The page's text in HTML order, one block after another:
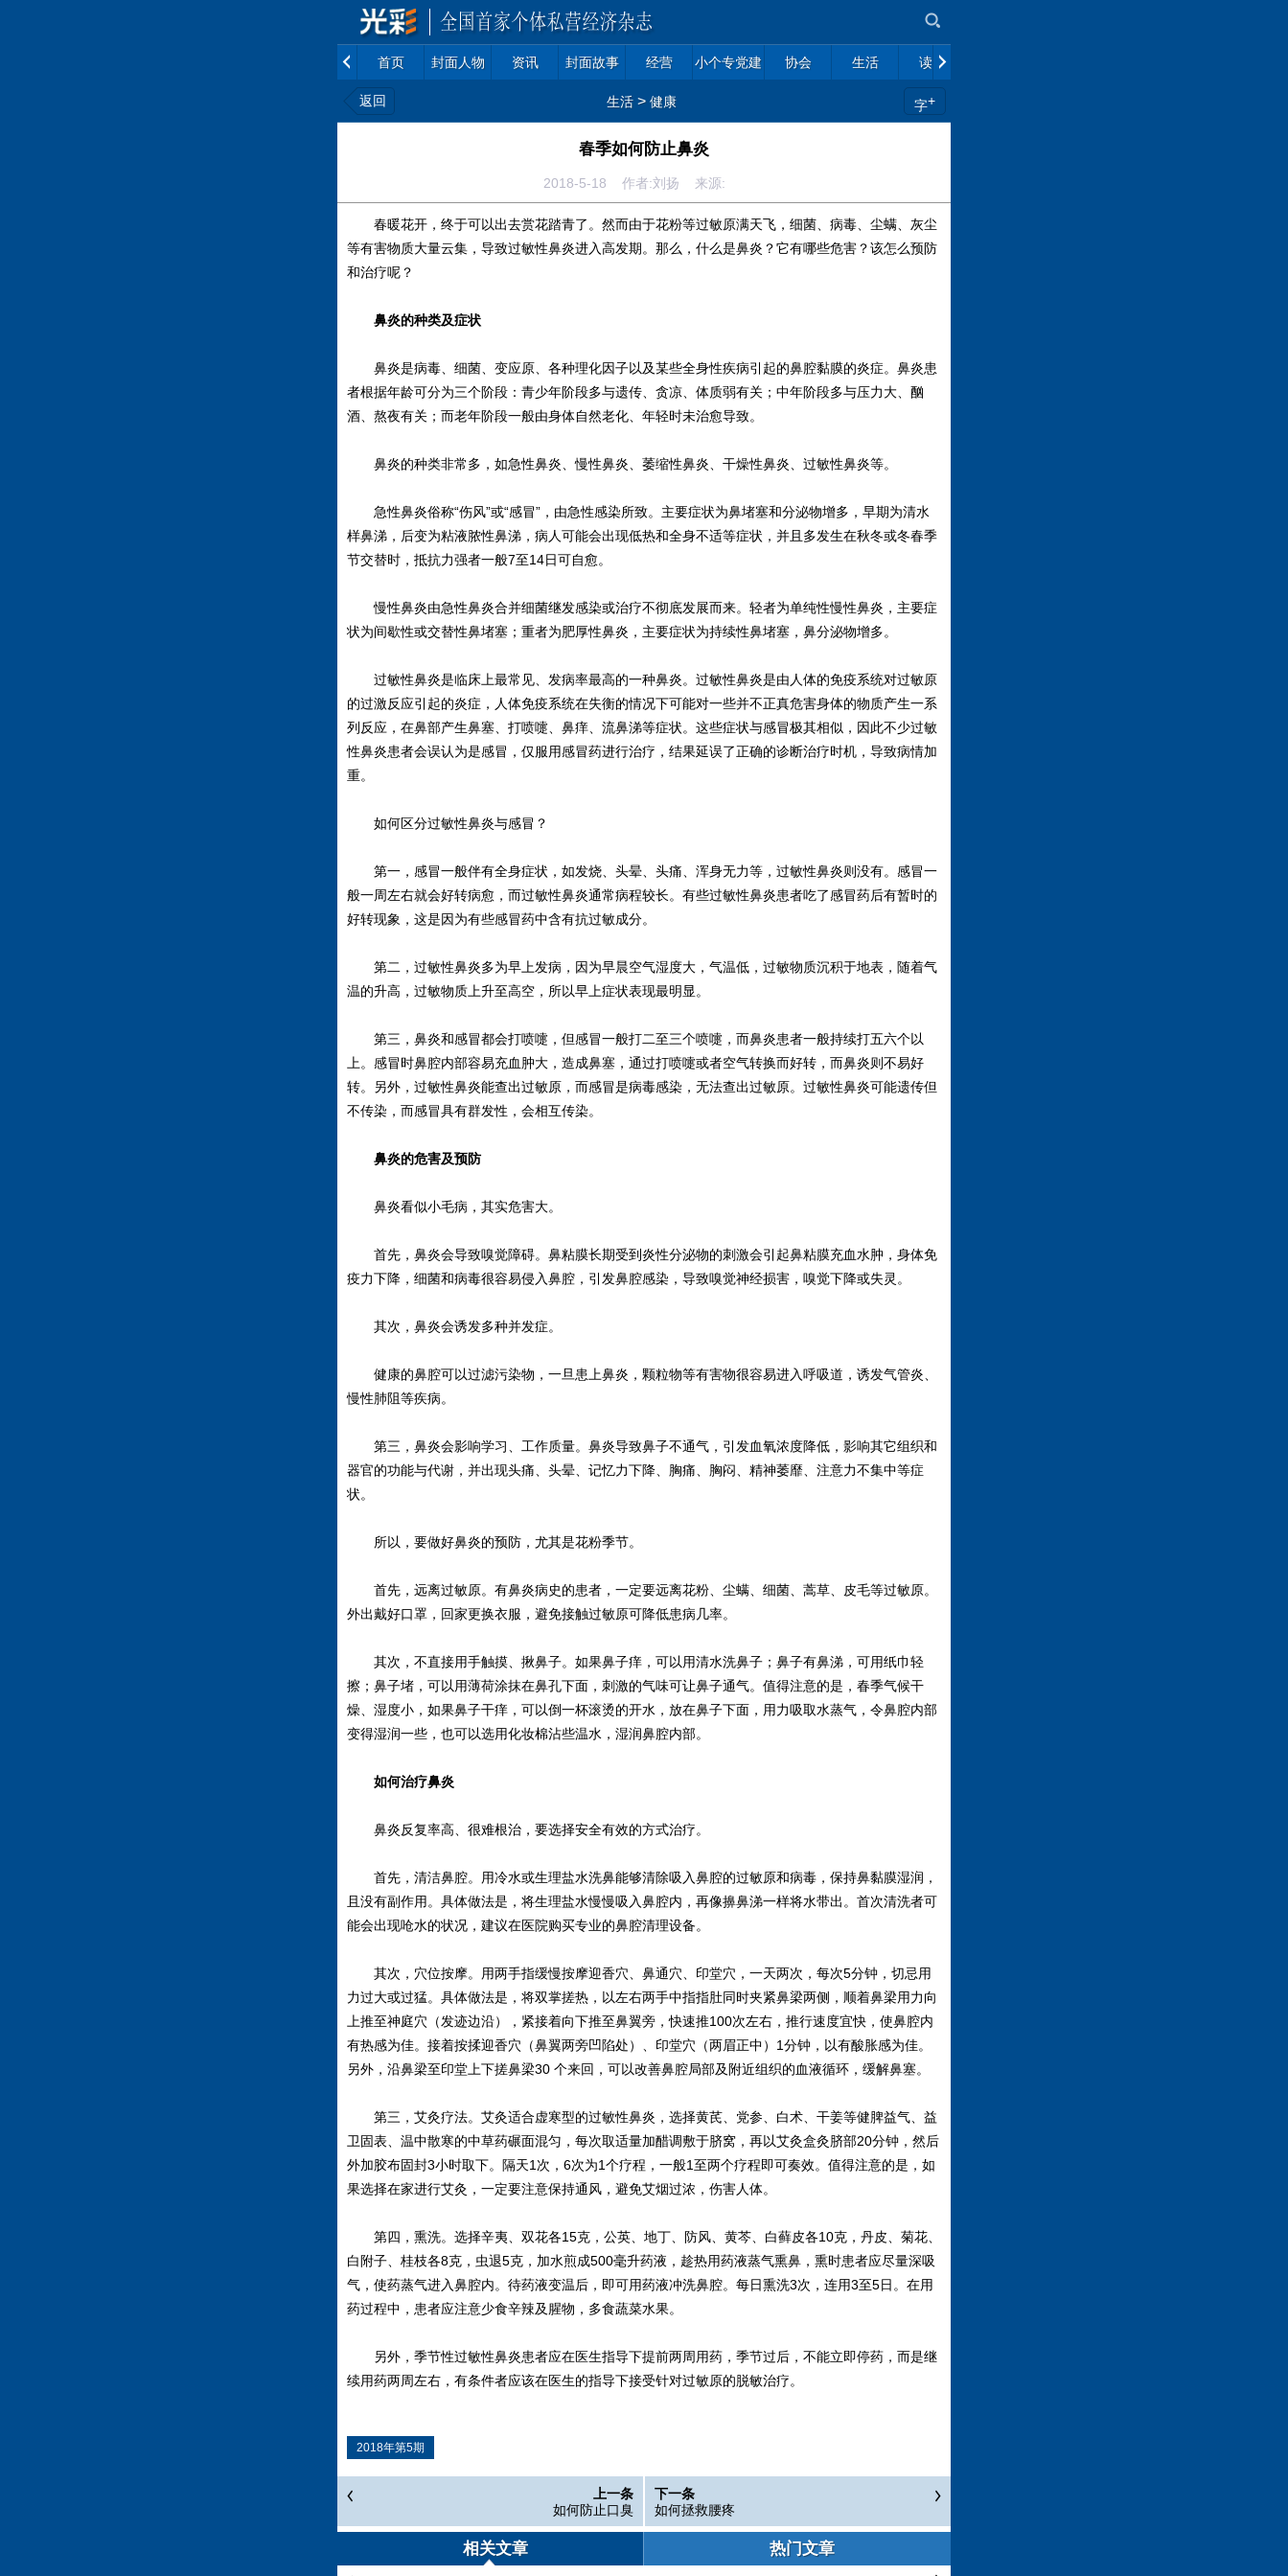
首页 封面人物 资讯 封面故事 经营 小个专党建 协会 生活 读书
返回 生活 > 健康 字+
春季如何防止鼻炎
2018-5-18 作者:刘扬 来源:
春暖花开，终于可以出去赏花踏青了。然而由于花粉等过敏原满天飞，细菌、病毒、尘螨、灰尘
等有害物质大量云集，导致过敏性鼻炎进入高发期。那么，什么是鼻炎？它有哪些危害？该怎么预防
和治疗呢？
鼻炎的种类及症状
鼻炎是病毒、细菌、变应原、各种理化因子以及某些全身性疾病引起的鼻腔黏膜的炎症。鼻炎患
者根据年龄可分为三个阶段：青少年阶段多与遗传、贪凉、体质弱有关；中年阶段多与压力大、酗
酒、熬夜有关；而老年阶段一般由身体自然老化、年轻时未治愈导致。
鼻炎的种类非常多，如急性鼻炎、慢性鼻炎、萎缩性鼻炎、干燥性鼻炎、过敏性鼻炎等。
急性鼻炎俗称“伤风”或“感冒”，由急性感染所致。主要症状为鼻堵塞和分泌物增多，早期为清水
样鼻涕，后变为粘液脓性鼻涕，病人可能会出现低热和全身不适等症状，并且多发生在秋冬或冬春季
节交替时，抵抗力强者一般7至14日可自愈。
慢性鼻炎由急性鼻炎合并细菌继发感染或治疗不彻底发展而来。轻者为单纯性慢性鼻炎，主要症
状为间歇性或交替性鼻堵塞；重者为肥厚性鼻炎，主要症状为持续性鼻堵塞，鼻分泌物增多。
过敏性鼻炎是临床上最常见、发病率最高的一种鼻炎。过敏性鼻炎是由人体的免疫系统对过敏原
的过激反应引起的炎症，人体免疫系统在失衡的情况下可能对一些并不正真危害身体的物质产生一系
列反应，在鼻部产生鼻塞、打喷嚏、鼻痒、流鼻涕等症状。这些症状与感冒极其相似，因此不少过敏
性鼻炎患者会误认为是感冒，仅服用感冒药进行治疗，结果延误了正确的诊断治疗时机，导致病情加
重。
如何区分过敏性鼻炎与感冒？
第一，感冒一般伴有全身症状，如发烧、头晕、头痛、浑身无力等，过敏性鼻炎则没有。感冒一
般一周左右就会好转病愈，而过敏性鼻炎通常病程较长。有些过敏性鼻炎患者吃了感冒药后有暂时的
好转现象，这是因为有些感冒药中含有抗过敏成分。
第二，过敏性鼻炎多为早上发病，因为早晨空气湿度大，气温低，过敏物质沉积于地表，随着气
温的升高，过敏物质上升至高空，所以早上症状表现最明显。
第三，鼻炎和感冒都会打喷嚏，但感冒一般打二至三个喷嚏，而鼻炎患者一般持续打五六个以
上。感冒时鼻腔内部容易充血肿大，造成鼻塞，通过打喷嚏或者空气转换而好转，而鼻炎则不易好
转。另外，过敏性鼻炎能查出过敏原，而感冒是病毒感染，无法查出过敏原。过敏性鼻炎可能遗传但
不传染，而感冒具有群发性，会相互传染。
鼻炎的危害及预防
鼻炎看似小毛病，其实危害大。
首先，鼻炎会导致嗅觉障碍。鼻粘膜长期受到炎性分泌物的刺激会引起鼻粘膜充血水肿，身体免
疫力下降，细菌和病毒很容易侵入鼻腔，引发鼻腔感染，导致嗅觉神经损害，嗅觉下降或失灵。
其次，鼻炎会诱发多种并发症。
健康的鼻腔可以过滤污染物，一旦患上鼻炎，颗粒物等有害物很容易进入呼吸道，诱发气管炎、
慢性肺阻等疾病。
第三，鼻炎会影响学习、工作质量。鼻炎导致鼻子不通气，引发血氧浓度降低，影响其它组织和
器官的功能与代谢，并出现头痛、头晕、记忆力下降、胸痛、胸闷、精神萎靡、注意力不集中等症
状。
所以，要做好鼻炎的预防，尤其是花粉季节。
首先，远离过敏原。有鼻炎病史的患者，一定要远离花粉、尘螨、细菌、蒿草、皮毛等过敏原。
外出戴好口罩，回家更换衣服，避免接触过敏原可降低患病几率。
其次，不直接用手触摸、揪鼻子。如果鼻子痒，可以用清水洗鼻子；鼻子有鼻涕，可用纸巾轻
擦；鼻子堵，可以用薄荷涂抹在鼻孔下面，刺激的气味可让鼻子通气。值得注意的是，春季气候干
燥、湿度小，如果鼻子干痒，可以倒一杯滚烫的开水，放在鼻子下面，用力吸取水蒸气，令鼻腔内部
变得湿润一些，也可以选用化妆棉沾些温水，湿润鼻腔内部。
如何治疗鼻炎
鼻炎反复率高、很难根治，要选择安全有效的方式治疗。
首先，清洁鼻腔。用冷水或生理盐水洗鼻能够清除吸入鼻腔的过敏原和病毒，保持鼻黏膜湿润，
且没有副作用。具体做法是，将生理盐水慢慢吸入鼻腔内，再像擤鼻涕一样将水带出。首次清洗者可
能会出现呛水的状况，建议在医院购买专业的鼻腔清理设备。
其次，穴位按摩。用两手指缓慢按摩迎香穴、鼻通穴、印堂穴，一天两次，每次5分钟，切忌用
力过大或过猛。具体做法是，将双掌搓热，以左右两手中指指肚同时夹紧鼻梁两侧，顺着鼻梁用力向
上推至神庭穴（发迹边沿），紧接着向下推至鼻翼旁，快速推100次左右，推行速度宜快，使鼻腔内
有热感为佳。接着按揉迎香穴（鼻翼两旁凹陷处）、印堂穴（两眉正中）1分钟，以有酸胀感为佳。
另外，沿鼻梁至印堂上下搓鼻梁30 个来回，可以改善鼻腔局部及附近组织的血液循环，缓解鼻塞。
第三，艾灸疗法。艾灸适合虚寒型的过敏性鼻炎，选择黄芪、党参、白术、干姜等健脾益气、益
卫固表、温中散寒的中草药碾面混匀，每次取适量加醋调敷于脐窝，再以艾灸盒灸脐部20分钟，然后
外加胶布固封3小时取下。隔天1次，6次为1个疗程，一般1至两个疗程即可奏效。值得注意的是，如
果选择在家进行艾灸，一定要注意保持通风，避免艾烟过浓，伤害人体。
第四，熏洗。选择辛夷、双花各15克，公英、地丁、防风、黄芩、白藓皮各10克，丹皮、菊花、
白附子、桂枝各8克，虫退5克，加水煎成500毫升药液，趁热用药液蒸气熏鼻，熏时患者应尽量深吸
气，使药蒸气进入鼻腔内。待药液变温后，即可用药液冲洗鼻腔。每日熏洗3次，连用3至5日。在用
药过程中，患者应注意少食辛辣及腥物，多食蔬菜水果。
另外，季节性过敏性鼻炎患者应在医生指导下提前两周用药，季节过后，不能立即停药，而是继
续用药两周左右，有条件者应该在医生的指导下接受针对过敏原的脱敏治疗。
2018年第5期
上一条
如何防止口臭
下一条
如何拯救腰疼
相关文章 热门文章